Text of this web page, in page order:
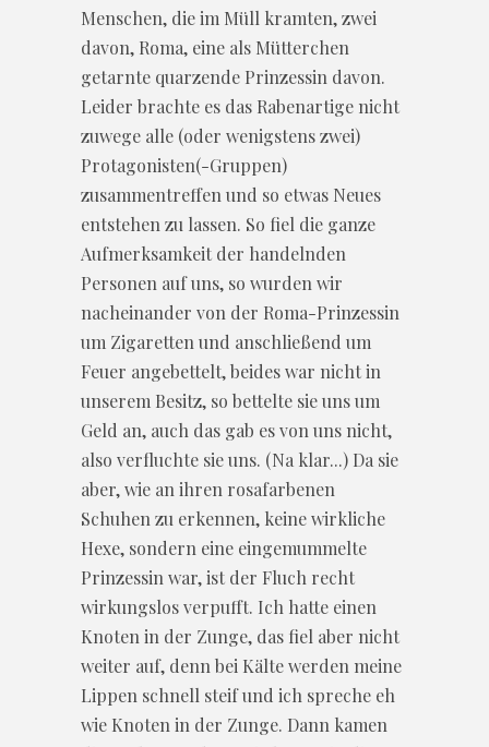
Menschen, die im Müll kramten, zwei
davon, Roma, eine als Mütterchen
getarnte quarzende Prinzessin davon.
Leider brachte es das Rabenartige nicht
zuwege alle (oder wenigstens zwei)
Protagonisten(-Gruppen)
zusammentreffen und so etwas Neues
entstehen zu lassen. So fiel die ganze
Aufmerksamkeit der handelnden
Personen auf uns, so wurden wir
nacheinander von der Roma-Prinzessin
um Zigaretten und anschließend um
Feuer angebettelt, beides war nicht in
unserem Besitz, so bettelte sie uns um
Geld an, auch das gab es von uns nicht,
also verfluchte sie uns. (Na klar...) Da sie
aber, wie an ihren rosafarbenen
Schuhen zu erkennen, keine wirkliche
Hexe, sondern eine eingemummelte
Prinzessin war, ist der Fluch recht
wirkungslos verpufft. Ich hatte einen
Knoten in der Zunge, das fiel aber nicht
weiter auf, denn bei Kälte werden meine
Lippen schnell steif und ich spreche eh
wie Knoten in der Zunge. Dann kamen